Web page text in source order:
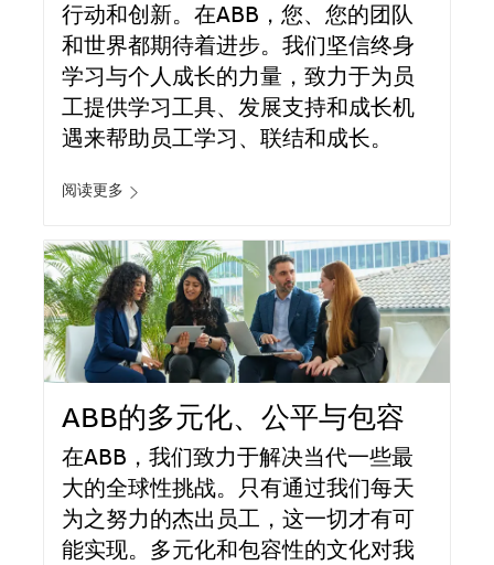
行动和创新。在ABB，您、您的团队
和世界都期待着进步。我们坚信终身
学习与个人成长的力量，致力于为员
工提供学习工具、发展支持和成长机
遇来帮助员工学习、联结和成长。
阅读更多
ABB的多元化、公平与包容
在ABB，我们致力于解决当代一些最
大的全球性挑战。只有通过我们每天
为之努力的杰出员工，这一切才有可
能实现。多元化和包容性的文化对我